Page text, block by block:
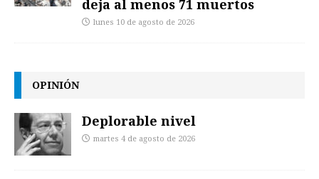
deja al menos 71 muertos
lunes 10 de agosto de 2026
OPINIÓN
Deplorable nivel
martes 4 de agosto de 2026